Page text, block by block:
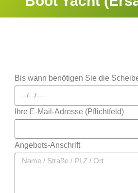
Bis wann benötigen Sie die
Ihre E-Mail-Adresse (Pflichtfeld)
Angebots-Anschrift